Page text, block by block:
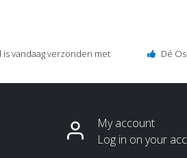
vandaag verzonden met
Dé
My account
Log in on your